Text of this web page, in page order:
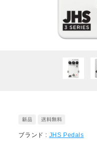
ブランド : JHS Pedals